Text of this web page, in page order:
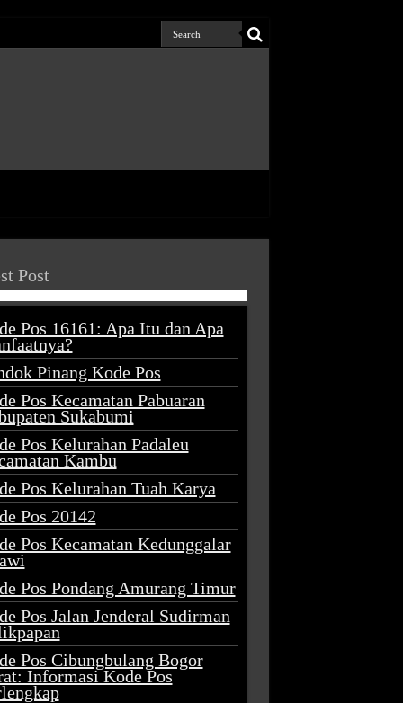
Post
Pos 16161: Apa Itu dan Apa
Pinang Kode Pos
Pos Kecamatan Pabuaran
Sukabumi
Pos Kelurahan Padaleu
Kambu
Pos Kelurahan Tuah Karya
Pos 20142
Pos Kecamatan Kedunggalar
Pos Pondang Amurang Timur
Pos Jalan Jenderal Sudirman
Pos Cibungbulang Bogor
Informasi Kode Pos